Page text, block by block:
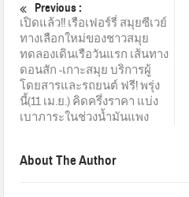
Previous :
เปิดแล้ว!! เรือเฟอร์รี่ สมุยซีเวย์
ทางเลือกใหม่ของชาวสมุย
ทดลองเดินเรือวันแรก เส้นทาง
ดอนสัก -เกาะสมุย บริการผู้
โดยสารและรถยนต์ ฟรี! พรุ่ง
นี้(11 เม.ย.) คิดครึ่งราคา แบ่ง
เบาภาระในช่วงน้ำมันแพง
About The Author